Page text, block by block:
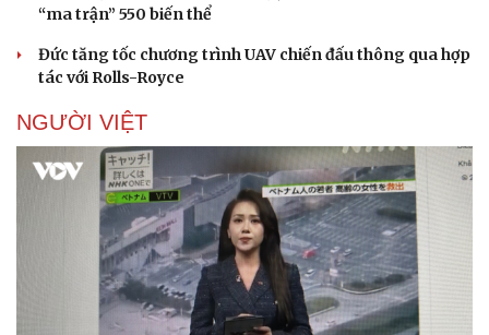
“ma trận” 550 biến thể
Đức tăng tốc chương trình UAV chiến đấu thông qua hợp
tác với Rolls-Royce
NGƯỜI VIỆT